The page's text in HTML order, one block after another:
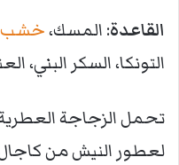
القاعدة: المسك،خشب
التونكا، السكر البني،
تحمل الزجاجة
لعطور النيش من